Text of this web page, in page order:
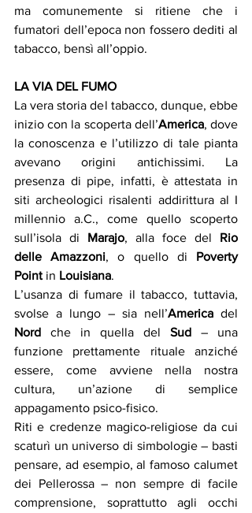
ma comunemente si ritiene che i
fumatori dell’epoca non fossero dediti al
tabacco, bensì all’oppio.
LA VIA DEL FUMO
La vera storia del tabacco, dunque, ebbe
inizio con la scoperta dell’America, dove
la conoscenza e l’utilizzo di tale pianta
avevano origini antichissimi. La
presenza di pipe, infatti, è attestata in
siti archeologici risalenti addirittura al I
millennio a.C., come quello scoperto
sull’isola di Marajo, alla foce del Rio
delle Amazzoni, o quello di Poverty
Point in Louisiana.
L’usanza di fumare il tabacco, tuttavia,
svolse a lungo – sia nell’America
Nord che in quella del Sud – una
funzione prettamente rituale anziché
essere, come avviene nella nostra
cultura, un’azione di semplice
appagamento psico-fisico.
Riti e credenze magico-religiose da cui
scaturì un universo di simbologie – basti
pensare, ad esempio, al famoso calumet
dei Pellerossa – non sempre di facile
comprensione, soprattutto agli occhi